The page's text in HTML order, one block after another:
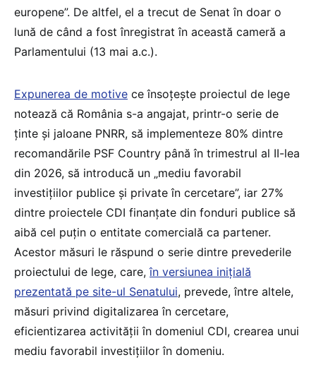
europene”. De altfel, el a trecut de Senat în doar o
lună de când a fost înregistrat în această cameră a
Parlamentului (13 mai a.c.).
Expunerea de motive ce însoțește proiectul de lege
notează că România s-a angajat, printr-o serie de
ținte și jaloane PNRR, să implementeze 80% dintre
recomandările PSF Country până în trimestrul al II-lea
din 2026, să introducă un „mediu favorabil
investițiilor publice și private în cercetare”, iar 27%
dintre proiectele CDI finanțate din fonduri publice să
aibă cel puțin o entitate comercială ca partener.
Acestor măsuri le răspund o serie dintre prevederile
proiectului de lege, care,în versiunea inițială
prezentată pe site-ul Senatului, prevede, între altele,
măsuri privind digitalizarea în cercetare,
eficientizarea activității în domeniul CDI, crearea unui
mediu favorabil investițiilor în domeniu.